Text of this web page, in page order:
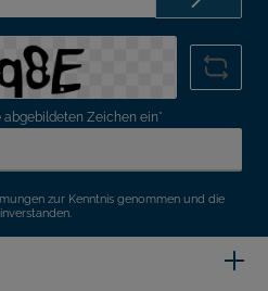
abgebildeten Zeichen ein*
zur Kenntnis genommen und die